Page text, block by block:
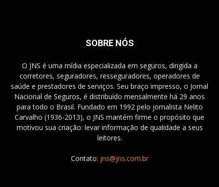
SOBRE NÓS
O JNS é uma mídia especializada em seguros, dirigida a
corretores, seguradores, resseguradores, operadores de
saúde e prestadores de serviços. Seu braço impresso, o Jornal
Nacional de Seguros, é distribuído mensalmente há 29 anos
para todo o Brasil. Fundado em 1992 pelo jornalista Nelito
Carvalho (1936-2013), o JNS mantém firme o propósito que
motivou sua criação: levar informação de qualidade a seus
leitores.
Contato: jns@jns.com.br